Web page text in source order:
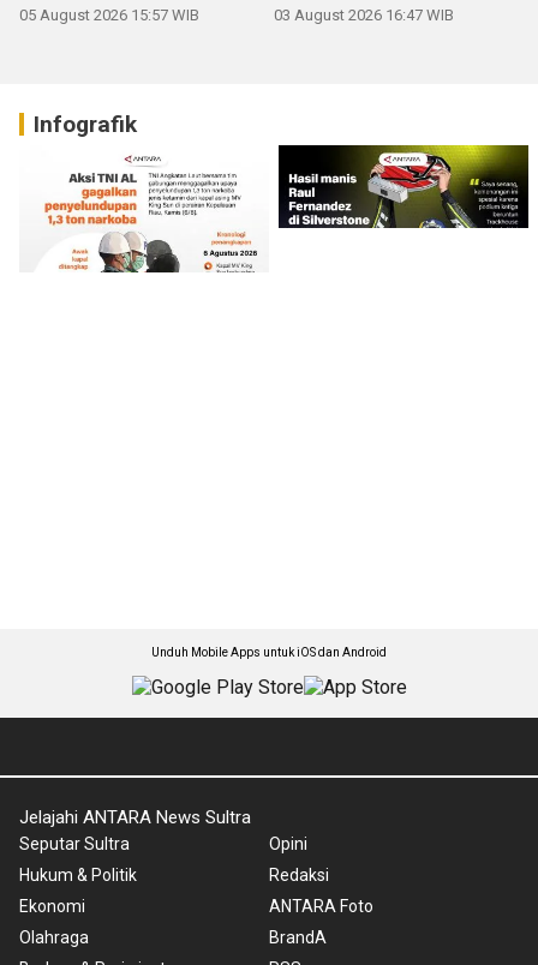
05 August 2026 15:57 WIB 03 August 2026 16:47 WIB
Infografik
Unduh Mobile Apps untuk iOS dan Android
Jelajahi ANTARA News Sultra
Seputar Sultra
Hukum & Politik
Ekonomi
Olahraga
Opini
Redaksi
ANTARA Foto
BrandA